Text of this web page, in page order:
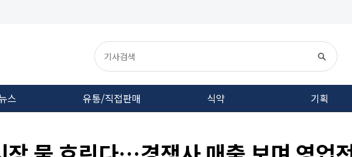
스 유통/직접판매 식약 기획